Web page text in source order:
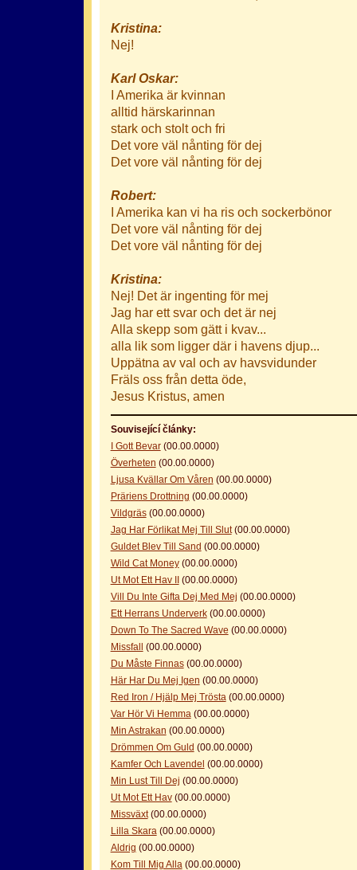
Kristina:
Nej!
Karl Oskar:
I Amerika är kvinnan
alltid härskarinnan
stark och stolt och fri
Det vore väl nånting för dej
Det vore väl nånting för dej
Robert:
I Amerika kan vi ha ris och sockerbönor
Det vore väl nånting för dej
Det vore väl nånting för dej
Kristina:
Nej! Det är ingenting för mej
Jag har ett svar och det är nej
Alla skepp som gätt i kvav...
alla lik som ligger där i havens djup...
Uppätna av val och av havsvidunder
Fräls oss från detta öde,
Jesus Kristus, amen
Související články:
I Gott Bevar(00.00.0000)
Överheten (00.00.0000)
Ljusa Kvällar Om Våren (00.00.0000)
Präriens Drottning (00.00.0000)
Vildgräs(00.00.0000)
Jag Har Förlikat Mej Till Slut(00.00.0000)
Guldet Blev Till Sand (00.00.0000)
Wild Cat Money(00.00.0000)
Ut Mot Ett Hav II
(00.00.0000)
Vill Du Inte Gifta Dej Med Mej (00.00.0000)
Ett Herrans Underverk(00.00.0000)
Down To The Sacred Wave (00.00.0000)
Missfall
(00.00.0000)
Du Måste Finnas(00.00.0000)
Här Har Du Mej Igen (00.00.0000)
Red Iron / Hjälp Mej Trösta (00.00.0000)
Var Hör Vi Hemma (00.00.0000)
Min Astrakan (00.00.0000)
Drömmen Om Guld (00.00.0000)
Kamfer Och Lavendel (00.00.0000)
Min Lust Till Dej (00.00.0000)
Ut Mot Ett Hav(00.00.0000)
Missväxt(00.00.0000)
Lilla Skara (00.00.0000)
Aldrig (00.00.0000)
Kom Till Mig Alla (00.00.0000)